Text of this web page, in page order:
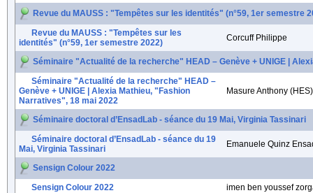
Revue du MAUSS : "Tempêtes sur les identités" (n°59, 1er semestre
Revue du MAUSS : "Tempêtes sur les
identités" (n°59, 1er semestre 2022)
Corcuff Philippe
Séminaire "Actualité de la recherche" HEAD – Genève + UNIGE |
Séminaire "Actualité de la recherche" HEAD –
Genève + UNIGE | Alexia Mathieu, "Fashion
Narratives", 18 mai 2022
Masure Anthony (HES)
Séminaire doctoral d’EnsadLab - séance du 19 Mai, Virginia Tassinari
Séminaire doctoral d’EnsadLab - séance du 19
Mai, Virginia Tassinari
Emanuele Quinz
Sensign Colour 2022
Sensign Colour 2022
imen ben youssef